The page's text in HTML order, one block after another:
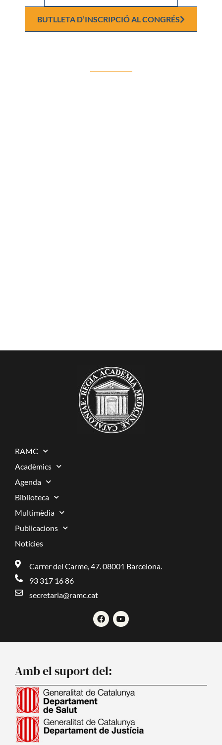
BUTLLETA D’INSCRIPCIÓ AL CONGRÉS
RAMC
Acadèmics
Agenda
Biblioteca
Multimèdia
Publicacions
Noticies
Carrer del Carme, 47. 08001 Barcelona.
93 317 16 86
secretaria@ramc.cat
F
a
c
k
Y
o
u
Amb el suport del: